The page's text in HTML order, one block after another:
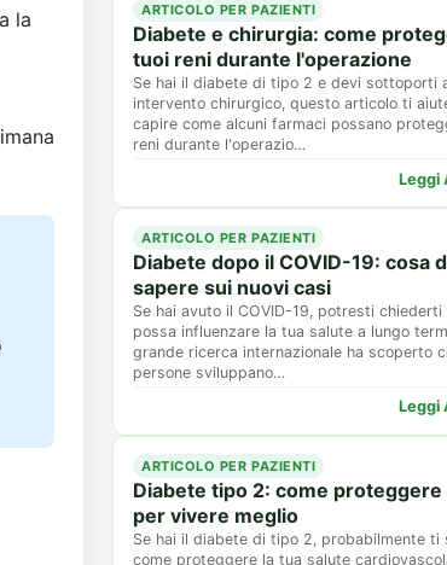
la
ARTICOLO PER PAZIENTI
Diabete e chirurgia: come
tuoi reni durante l'operazione
Se hai il diabete di tipo 2 e devi sottoporti
intervento chirurgico, questo articolo ti
capire come alcuni farmaci possano
reni durante l'operazio…
Leggi
ARTICOLO PER PAZIENTI
Diabete dopo il COVID-19: cosa
sapere sui nuovi casi
Se hai avuto il COVID-19, potresti
possa influenzare la tua salute a lungo
grande ricerca internazionale ha scoperto
persone sviluppano…
Leggi
ARTICOLO PER PAZIENTI
Diabete tipo 2: come proteggere
per vivere meglio
Se hai il diabete di tipo 2, probabilmente ti
come proteggere la tua salute